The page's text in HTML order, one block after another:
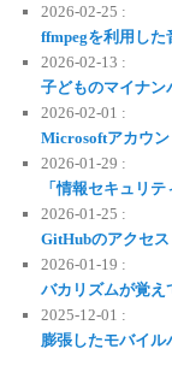
2026-02-25 :
ffmpegを利用した
2026-02-13 :
子どものマイナン
2026-02-01 :
Microsoftアカウ
2026-01-29 :
「情報セキュリ
2026-01-25 :
GitHubのアクセ
2026-01-19 :
バカリズムが覚え
2025-12-01 :
膨張したモバイ